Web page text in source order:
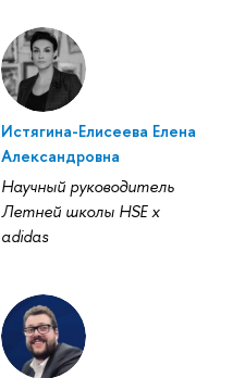
Истягина-Елисеева Елена
Александровна
Научный руководитель
Летней школы HSE x
adidas